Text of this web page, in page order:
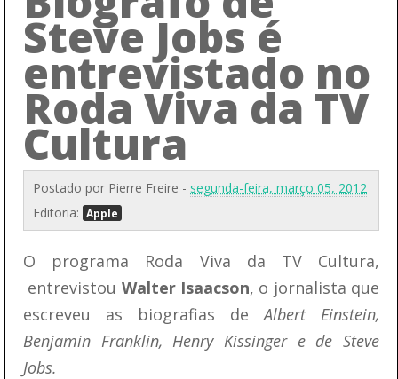
Steve Jobs é
entrevistado no
Roda Viva da TV
Cultura
Postado por Pierre Freire - segunda-feira, março 05, 2012
Editoria: Apple
O programa Roda Viva da TV Cultura,
entrevistou Walter Isaacson, o jornalista que
escreveu as biografias deAlbert Einstein,
Benjamin Franklin, Henry Kissinger e de Steve
Jobs.